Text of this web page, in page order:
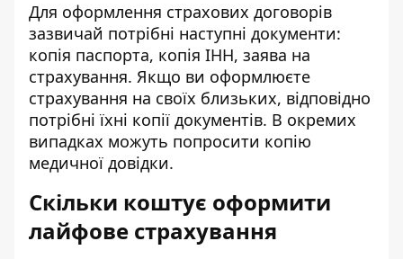
Для оформлення страхових договорів
зазвичай потрібні наступні документи:
копія паспорта, копія ІНН, заява на
страхування. Якщо ви оформлюєте
страхування на своїх близьких, відповідно
потрібні їхні копії документів. В окремих
випадках можуть попросити копію
медичної довідки.
Скільки коштує оформити
лайфове страхування